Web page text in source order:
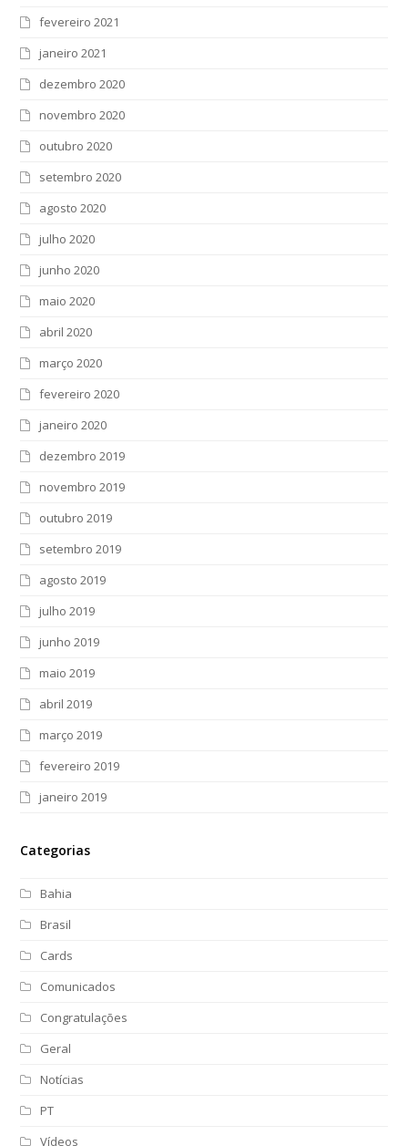
fevereiro 2021
janeiro 2021
dezembro 2020
novembro 2020
outubro 2020
setembro 2020
agosto 2020
julho 2020
junho 2020
maio 2020
abril 2020
março 2020
fevereiro 2020
janeiro 2020
dezembro 2019
novembro 2019
outubro 2019
setembro 2019
agosto 2019
julho 2019
junho 2019
maio 2019
abril 2019
março 2019
fevereiro 2019
janeiro 2019
Categorias
Bahia
Brasil
Cards
Comunicados
Congratulações
Geral
Notícias
PT
Vídeos